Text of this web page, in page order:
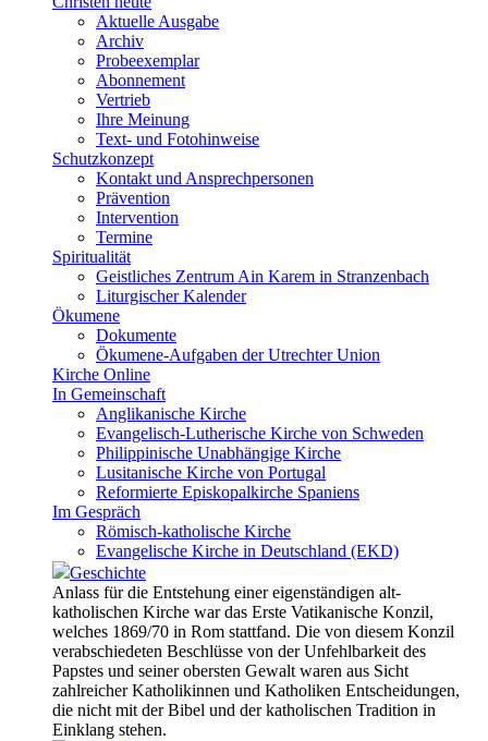
Aktuelle Ausgabe
Archiv
Probeexemplar
Abonnement
Vertrieb
Ihre Meinung
Text- und Fotohinweise
Schutzkonzept
Kontakt und Ansprechpersonen
Prävention
Intervention
Termine
Spiritualität
Geistliches Zentrum Ain Karem in Stranzenbach
Liturgischer Kalender
Ökumene
Dokumente
Ökumene-Aufgaben der Utrechter Union
Kirche Online
In Gemeinschaft
Anglikanische Kirche
Evangelisch-Lutherische Kirche von Schweden
Philippinische Unabhängige Kirche
Lusitanische Kirche von Portugal
Reformierte Episkopalkirche Spaniens
Im Gespräch
Römisch-katholische Kirche
Evangelische Kirche in Deutschland (EKD)
Geschichte
Anlass für die Entstehung einer eigenständigen alt-
katholischen Kirche war das Erste Vatikanische Konzil,
welches 1869/70 in Rom stattfand. Die von diesem Konzil
verabschiedeten Beschlüsse von der Unfehlbarkeit des
Papstes und seiner obersten Gewalt waren aus Sicht
zahlreicher Katholikinnen und Katholiken Entscheidungen,
die nicht mit der Bibel und der katholischen Tradition in
Einklang stehen.